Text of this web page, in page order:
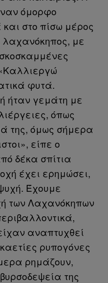
όμορφο
στο πίσω μέρος
με
φυτά.
ήταν γεμάτη με
όπως
της, όμως σήμερα
είπε ο
δέκα σπίτια
έχει ερημώσει,
Έχουμε
των Λαχανόκηπων
αναπτυχθεί
ρυπογόνες
ρημάζουν,
της